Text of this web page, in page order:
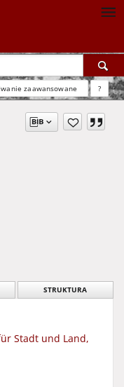
zaawansowane ?
STRUKTURA
Stadt und Land,